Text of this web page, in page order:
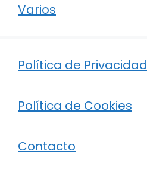
Varios
Política de Privacidad
Política de Cookies
Contacto